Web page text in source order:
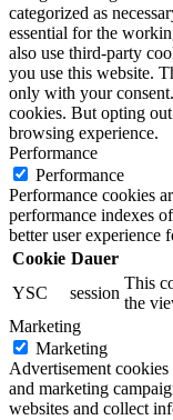
categorized as
essential for the
also use third-party
you use this website.
only with your
cookies. But opting
browsing experience.
Performance
Performance
Performance cookies
performance indexes
better user experience
Cookie Dauer
YSC
session
This
the
Marketing
Marketing
Advertisement
and marketing
websites and collect